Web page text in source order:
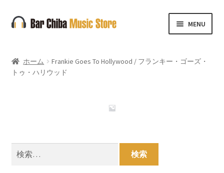
ナ
ビ
ー
シ
ッ
プ
コ
ン
ン
ツ
MENU
ホーム
Frankie Goes To Hollywood / フランキー・ゴーズ・
トゥ・ハリウッド
検
索: